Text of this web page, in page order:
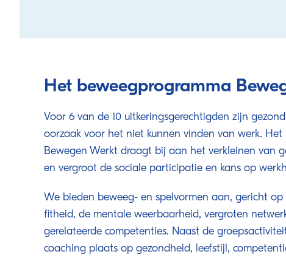
Het beweegprogramma
Voor 6 van de 10 uitkeringsgerechtigden zijn
oorzaak voor het niet kunnen vinden van werk.
Bewegen Werkt draagt bij aan het verkleinen van
en vergroot de sociale participatie en kans op
We bieden beweeg- en spelvormen aan, gericht op
fitheid, de mentale weerbaarheid, vergroten
gerelateerde competenties. Naast de
coaching plaats op gezondheid, leefstijl,